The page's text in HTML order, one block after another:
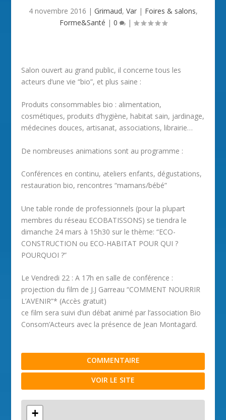
4 novembre 2016 | Grimaud, Var| Foires & salons,
Forme&Santé | 0 |
Salon ouvert au grand public, il concerne tous les
acteurs d’une vie “bio”, et plus saine :
Produits consommables bio : alimentation,
cosmétiques, produits d’hygiène, habitat sain, jardinage,
médecines douces, artisanat, associations, librairie…
De nombreuses animations sont au programme :
Conférences en continu, ateliers enfants, dégustations,
restauration bio, rencontres “mamans/bébé”
Une table ronde de professionnels (pour la plupart
membres du réseau ECOBATISSONS) se tiendra le
dimanche 24 mars à 15h30 sur le thème: “ECO-
CONSTRUCTION ou ECO-HABITAT POUR QUI ?
POURQUOI ?”
Le Vendredi 22 : A 17h en salle de conférence :
projection du film de J.J Garreau “COMMENT NOURRIR
L’AVENIR”* (Accès gratuit)
ce film sera suivi d’un débat animé par l’association Bio
Consom’Acteurs avec la présence de Jean Montagard.
COMMENTAIRE
VOIR LE SITE
+